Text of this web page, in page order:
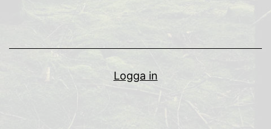
Logga in